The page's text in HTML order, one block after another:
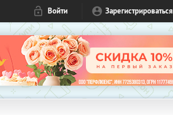
Войти Зарегистрироваться